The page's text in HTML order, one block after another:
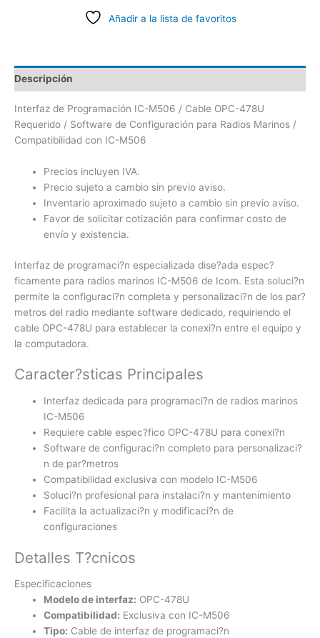
Añadir a la lista de favoritos
Descripción
Interfaz de Programación IC-M506 / Cable OPC-478U
Requerido / Software de Configuración para Radios Marinos /
Compatibilidad con IC-M506
Precios incluyen IVA.
Precio sujeto a cambio sin previo aviso.
Inventario aproximado sujeto a cambio sin previo aviso.
Favor de solicitar cotización para confirmar costo de
envío y existencia.
Interfaz de programaci?n especializada dise?ada espec?
ficamente para radios marinos IC-M506 de Icom. Esta soluci?n
permite la configuraci?n completa y personalizaci?n de los par?
metros del radio mediante software dedicado, requiriendo el
cable OPC-478U para establecer la conexi?n entre el equipo y
la computadora.
Caracter?sticas Principales
Interfaz dedicada para programaci?n de radios marinos
IC-M506
Requiere cable espec?fico OPC-478U para conexi?n
Software de configuraci?n completo para personalizaci?
n de par?metros
Compatibilidad exclusiva con modelo IC-M506
Soluci?n profesional para instalaci?n y mantenimiento
Facilita la actualizaci?n y modificaci?n de
configuraciones
Detalles T?cnicos
Especificaciones
Modelo de interfaz: OPC-478U
Compatibilidad: Exclusiva con IC-M506
Tipo: Cable de interfaz de programaci?n